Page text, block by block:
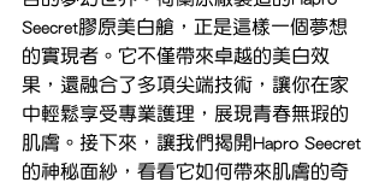
Seecret膠原美白艙，正是這樣一個夢想
的實現者。它不僅帶來卓越的美白效
果，還融合了多項尖端技術，讓你在家
中輕鬆享受專業護理，展現青春無瑕的
肌膚。接下來，讓我們揭開Hapro Seecret
的神秘面紗，看看它如何帶來肌膚的奇